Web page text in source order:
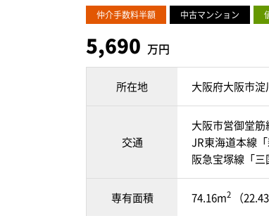
仲介手数料半額 中古マンション
5,690 万円
所在地 大阪府大阪市
交通
大阪市営御堂
JR東海道本線
阪急宝塚線「
専有面積 74.16m2 （